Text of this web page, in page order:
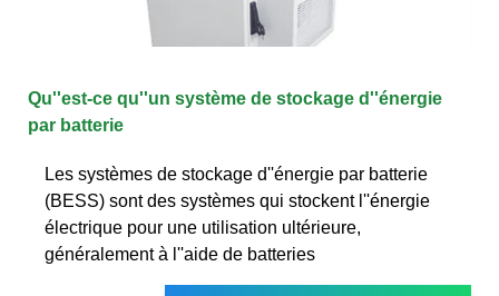
Qu''est-ce qu''un système de stockage d''énergie
par batterie
Les systèmes de stockage d''énergie par batterie
(BESS) sont des systèmes qui stockent l''énergie
électrique pour une utilisation ultérieure,
généralement à l''aide de batteries